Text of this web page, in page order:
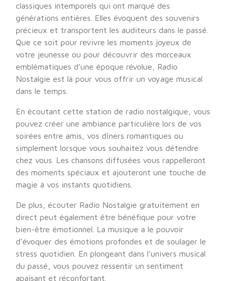
classiques intemporels qui ont marqué des
générations entières. Elles évoquent des souvenirs
précieux et transportent les auditeurs dans le passé.
Que ce soit pour revivre les moments joyeux de
votre jeunesse ou pour découvrir des morceaux
emblématiques d’une époque révolue, Radio
Nostalgie est là pour vous offrir un voyage musical
dans le temps.
En écoutant cette station de radio nostalgique, vous
pouvez créer une ambiance particulière lors de vos
soirées entre amis, vos dîners romantiques ou
simplement lorsque vous souhaitez vous détendre
chez vous. Les chansons diffusées vous rappelleront
des moments spéciaux et ajouteront une touche de
magie à vos instants quotidiens.
De plus, écouter Radio Nostalgie gratuitement en
direct peut également être bénéfique pour votre
bien-être émotionnel. La musique a le pouvoir
d’évoquer des émotions profondes et de soulager le
stress quotidien. En plongeant dans l’univers musical
du passé, vous pouvez ressentir un sentiment
apaisant et réconfortant.